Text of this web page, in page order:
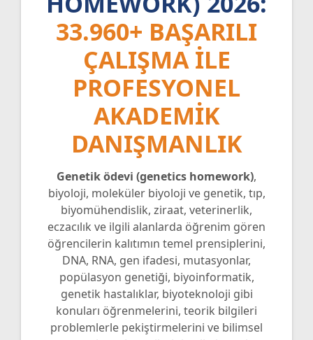
33.960+ BAŞARILI
ÇALIŞMA ILE
PROFESYONEL
AKADEMIK
DANIŞMANLIK
Genetik ödevi (genetics homework),
biyoloji, moleküler biyoloji ve genetik, tıp,
biyomühendislik, ziraat, veterinerlik,
eczacılık ve ilgili alanlarda öğrenim gören
öğrencilerin kalıtımın temel prensiplerini,
DNA, RNA, gen ifadesi, mutasyonlar,
popülasyon genetiği, biyoinformatik,
genetik hastalıklar, biyoteknoloji gibi
konuları öğrenmelerini, teorik bilgileri
problemlerle pekiştirmelerini ve bilimsel